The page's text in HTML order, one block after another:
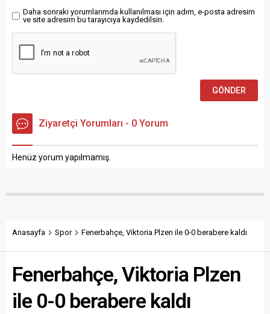
Daha sonraki yorumlarımda kullanılması için adım, e-posta adresim
ve site adresim bu tarayıcıya kaydedilsin.
Ziyaretçi Yorumları - 0 Yorum
Henüz yorum yapılmamış.
Anasayfa Spor Fenerbahçe, Viktoria Plzen ile 0-0 berabere kaldı
Fenerbahçe, Viktoria Plzen
ile 0-0 berabere kaldı